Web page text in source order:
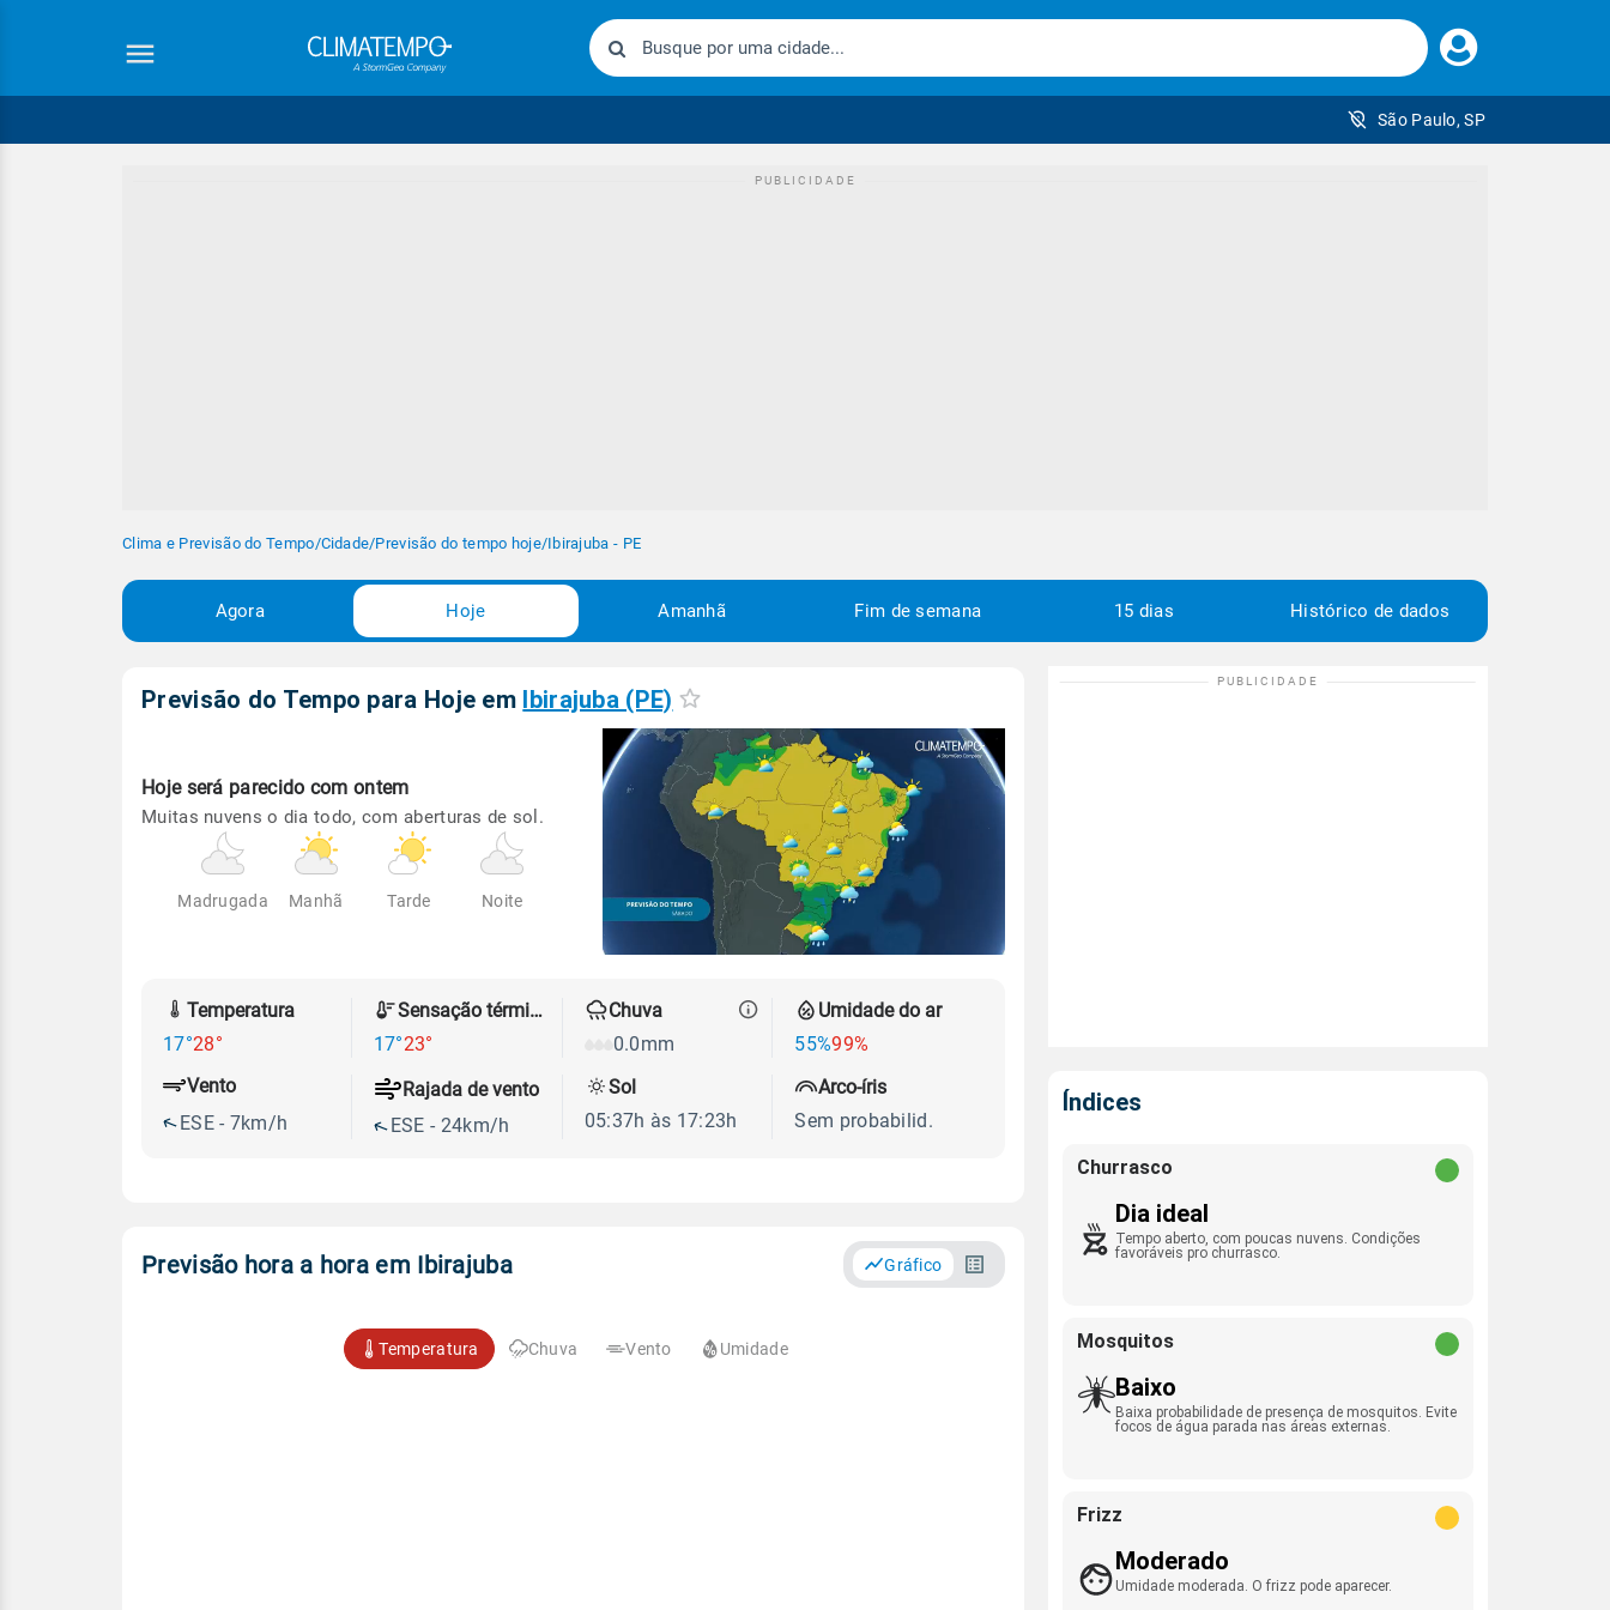
Faça
seu
São Paulo, SP
Clima e Previsão do Tempo/Cidade/Previsão do tempo hoje/Ibirajuba - PE
Agora Hoje Amanhã Fim de semana 15 dias Histórico de dados
Previsão do Tempo para Hoje em Ibirajuba (PE)
Hoje será parecido com ontem
Muitas nuvens o dia todo, com aberturas de sol.
Madrugada Manhã Tarde Noite
Temperatura
17°28°
Sensação térmica
17°23°
Chuva
0.0mm
Umidade do ar
55%99%
Vento
ESE - 7km/h
Rajada de vento
ESE - 24km/h
Sol
05:37h às 17:23h
Arco-íris
Sem probabilid.
Previsão hora a hora em Ibirajuba Gráfico
Temperatura Chuva Vento Umidade
Índices
Churrasco
Dia ideal
Tempo aberto, com poucas nuvens. Condições
favoráveis pro churrasco.
Mosquitos
Baixo
Baixa probabilidade de presença de mosquitos. Evite
focos de água parada nas áreas externas.
Frizz
Moderado
Umidade moderada. O frizz pode aparecer.